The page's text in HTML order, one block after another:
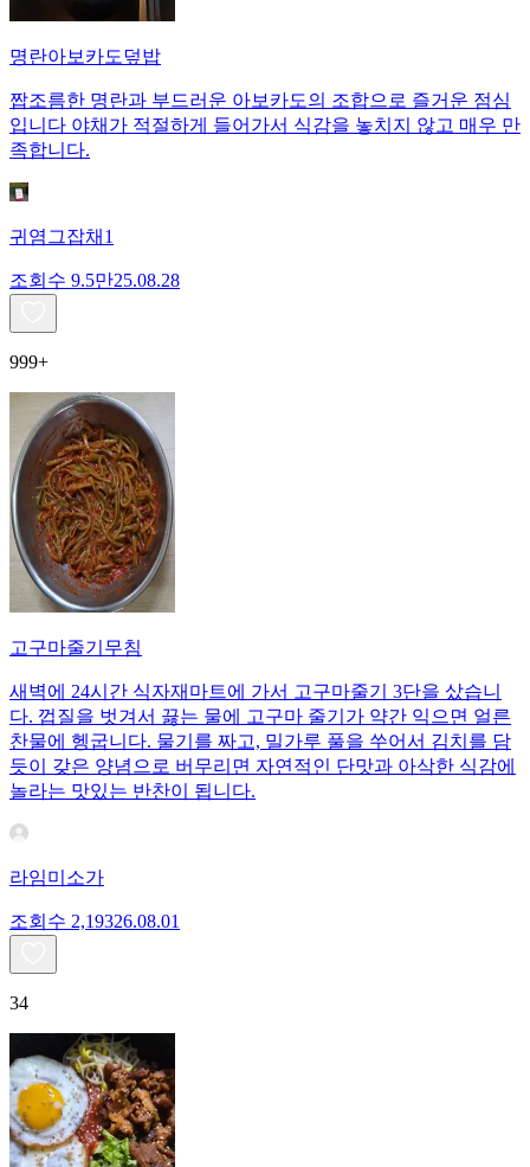
명란아보카도덮밥
짭조름한 명란과 부드러운 아보카도의 조합으로 즐거운 점심
입니다 야채가 적절하게 들어가서 식감을 놓치지 않고 매우 만
족합니다.
귀염그잡채1
조회수 9.5만25.08.28
999+
고구마줄기무침
새벽에 24시간 식자재마트에 가서 고구마줄기 3단을 샀습니
다. 껍질을 벗겨서 끓는 물에 고구마 줄기가 약간 익으면 얼른
찬물에 헹굽니다. 물기를 짜고, 밀가루 풀을 쑤어서 김치를 담
듯이 갖은 양념으로 버무리면 자연적인 단맛과 아삭한 식감에
놀라는 맛있는 반찬이 됩니다.
라임미소가
조회수 2,19326.08.01
34